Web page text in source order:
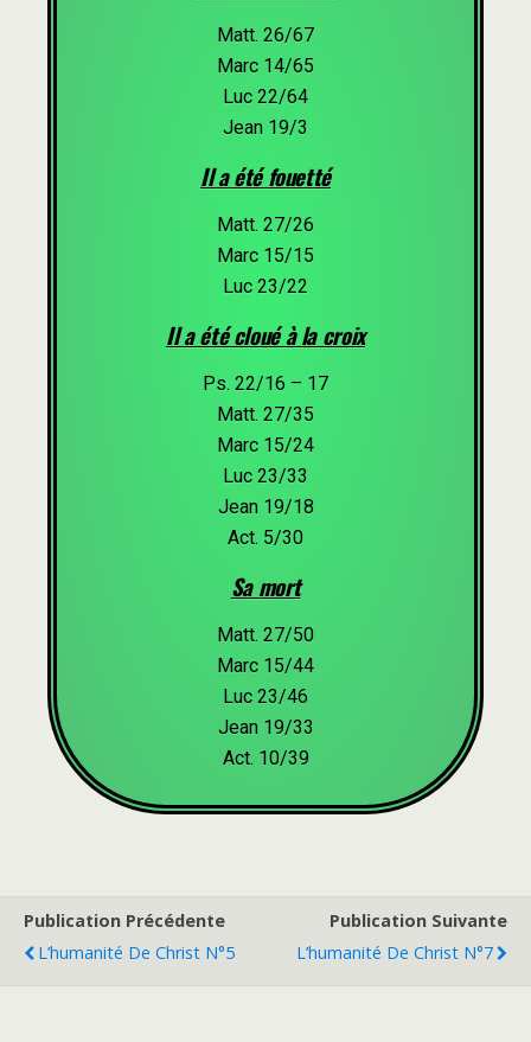
Matt. 26/67
Marc 14/65
Luc 22/64
Jean 19/3
Il a été fouetté
Matt. 27/26
Marc 15/15
Luc 23/22
Il a été cloué à la croix
Ps. 22/16 – 17
Matt. 27/35
Marc 15/24
Luc 23/33
Jean 19/18
Act. 5/30
Sa mort
Matt. 27/50
Marc 15/44
Luc 23/46
Jean 19/33
Act. 10/39
Publication Précédente
L’humanité De Christ N°5
Publication Suivante
L’humanité De Christ N°7